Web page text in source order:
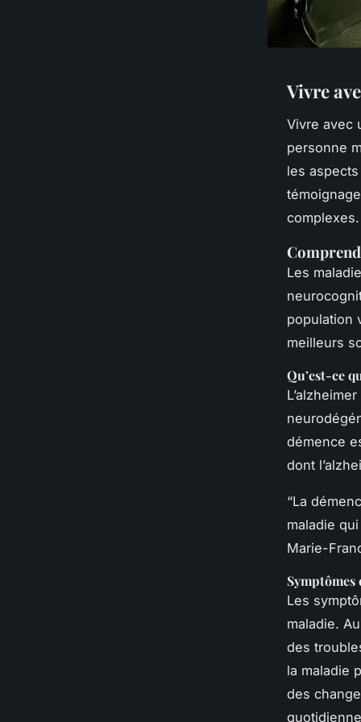
Vivre
Vivre avec
personne
les
complexes.
Les
population
meilleurs
Qu’est-ce
démence
dont
“La
maladie
Marie-
Symptômes
Les
maladie.
des
la maladie
des